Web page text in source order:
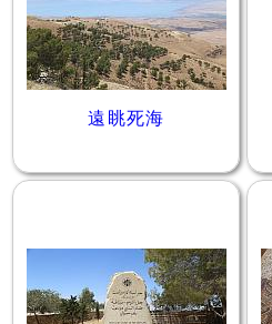
遠眺死海